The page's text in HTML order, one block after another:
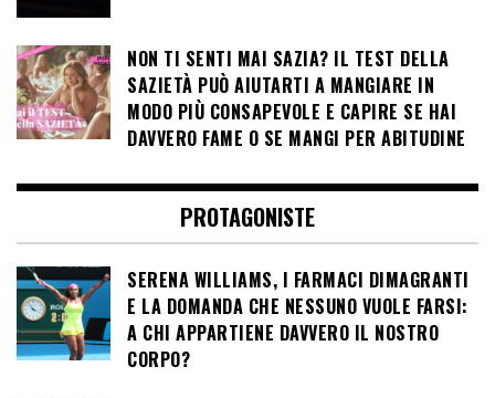
NON TI SENTI MAI SAZIA? IL TEST DELLA
SAZIETÀ PUÒ AIUTARTI A MANGIARE IN
MODO PIÙ CONSAPEVOLE E CAPIRE SE HAI
DAVVERO FAME O SE MANGI PER ABITUDINE
PROTAGONISTE
SERENA WILLIAMS, I FARMACI DIMAGRANTI
E LA DOMANDA CHE NESSUNO VUOLE FARSI:
A CHI APPARTIENE DAVVERO IL NOSTRO
CORPO?